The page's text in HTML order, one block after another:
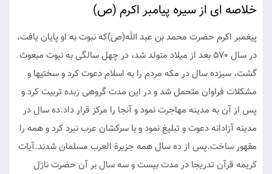
خلاصه ای از سیره پیامبر اکرم (ص)
پیغمبر اکرم حضرت محمد بن عبد الله(ص)که نبوت به او پایان یافت،
در سال 570 بعد از میلاد متولد شد، در چهل سالگی به نبوت مبعوث
گشت، سیزده سال در مکه مردم را به اسلام دعوت کرد و سختیها و
مشکلات فراوان متحمل شد و در این مدت گروهی زبده تربیت کرد و
پس از آن به مدینه مهاجرت نمود و آنجا را مرکز قرار داد.ده سال در
مدینه آزادانه دعوت و تبلیغ نمود و با سرکشان عرب نبرد کرد و همه را
مقهور ساخت.پس از ده سال همه جزیرة العرب مسلمان شدند.آیات
کریمه قرآن تدریجا در مدت بیست و سه سال بر آن حضرت نازل